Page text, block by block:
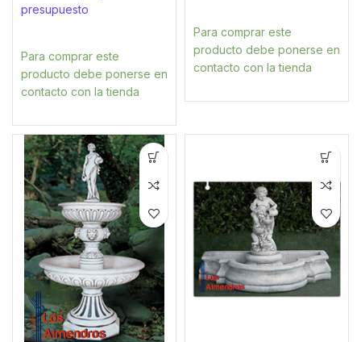
presupuesto
Para comprar este
producto debe ponerse en
contacto con la tienda
Para comprar este
producto debe ponerse en
contacto con la tienda